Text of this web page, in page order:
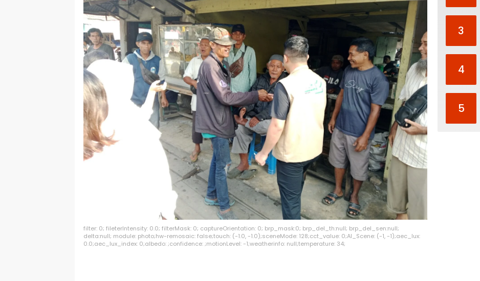
filter: 0; fileterIntensity: 0.0; filterMask: 0; captureOrientation: 0; brp_mask:0; brp_del_th:null; brp_del_sen:null;
delta:null; module: photo;hw-remosaic: false;touch: (-1.0, -1.0);sceneMode: 128;cct_value: 0;AI_Scene: (-1, -1);aec_lux:
0.0;aec_lux_index: 0;albedo: ;confidence: ;motionLevel: -1;weatherinfo: null;temperature: 34;
3
4
5